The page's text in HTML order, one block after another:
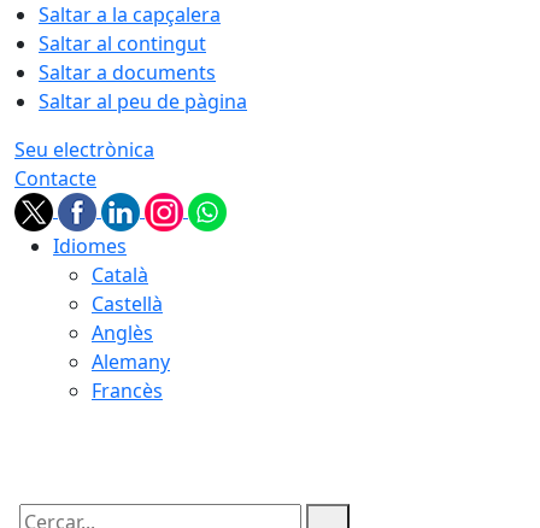
Saltar a la capçalera
Saltar al contingut
Saltar a documents
Saltar al peu de pàgina
Seu electrònica
Contacte
Idiomes
Català
Castellà
Anglès
Alemany
Francès